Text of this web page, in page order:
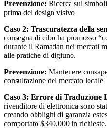
Prevenzione: Ricerca sul
prima del design visivo
Caso 2: Trascuratezza della
consegna di cibo ha promosso
durante il Ramadan nei mercati
alle pratiche di digiuno.
Prevenzione: Mantenere
consultazione del mercato locale
Caso 3: Errore di Traduzione
rivenditore di elettronica sono
creando obblighi di garanzia
comportato $340,000 in richieste.